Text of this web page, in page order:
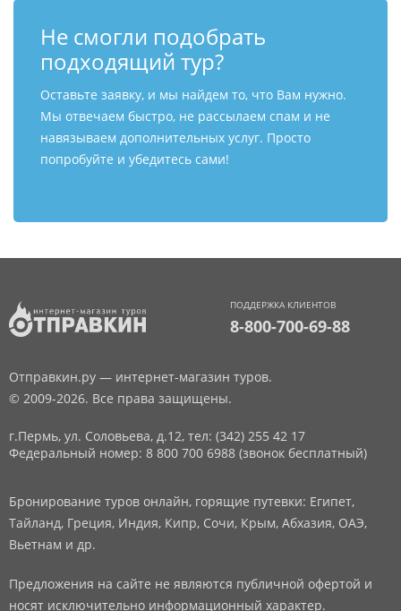
Не смогли подобрать
подходящий тур?
Оставьте заявку, и мы найдем то, что Вам нужно.
Мы отвечаем быстро, не рассылаем спам и не
навязываем дополнительных услуг. Просто
попробуйте и убедитесь сами!
ПОДДЕРЖКА КЛИЕНТОВ
8-800-700-69-88
Отправкин.ру — интернет-магазин туров.
© 2009-2026. Все права защищены.
г.Пермь, ул. Соловьева, д.12, тел: (342) 255 42 17
Федеральный номер: 8 800 700 6988 (звонок бесплатный)
Бронирование туров онлайн, горящие путевки: Египет,
Тайланд, Греция, Индия, Кипр, Сочи, Крым, Абхазия, ОАЭ,
Вьетнам и др.
Предложения на сайте не являются публичной офертой и
носят исключительно информационный характер.